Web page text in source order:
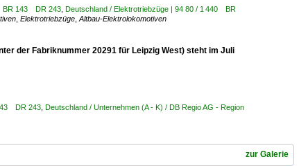
BR 143 DR 243 Deutschland / Elektrotriebzüge | 94 80 / 1 440 BR
Elektrotriebzüge Altbau-Elektrolokomotiven
der Fabriknummer 20291 für Leipzig West) steht im Juli
DR 243 Deutschland / Unternehmen (A - K) / DB Regio AG - Region
zur Galerie